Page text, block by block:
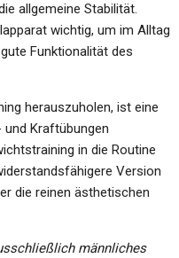
allgemeine Stabilität.
wichtig, um im Alltag
Funktionalität des
herauszuholen, ist eine
Kraftübungen
in die Routine
Version
die reinen ästhetischen
männliches